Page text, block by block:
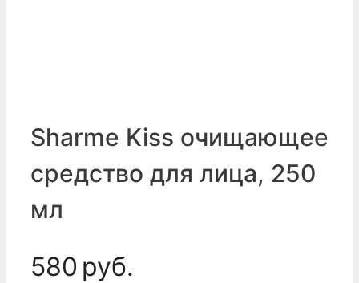
Sharme Kiss очищающее
средство для лица, 250
мл
580 руб.